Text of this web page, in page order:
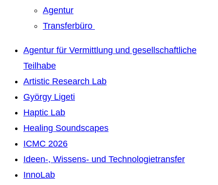
Agentur
Transferbüro
Agentur für Vermittlung und gesellschaftliche
Teilhabe
Artistic Research Lab
György Ligeti
Haptic Lab
Healing Soundscapes
ICMC 2026
Ideen-, Wissens- und Technologietransfer
InnoLab